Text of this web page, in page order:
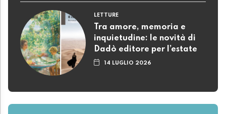
LETTURE
Tra amore, memoria e
inquietudine: le novità di
Dadò editore per l’estate
14 LUGLIO 2026